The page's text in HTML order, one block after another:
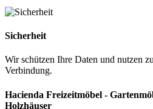
Sicherheit
Wir schützen Ihre Daten und nutzen
Verbindung.
Hacienda Freizeitmöbel -
Holzhäuser